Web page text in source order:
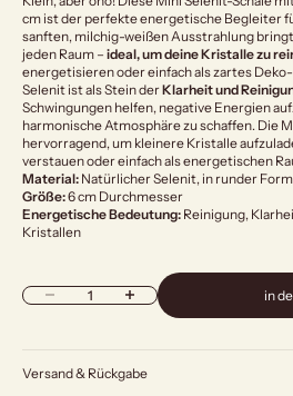
cm ist der perfekte energetische Begleiter
sanften, milchig-weißen Ausstrahlung
jeden Raum – ideal, um deine Kristalle zu
energetisieren oder einfach als zartes
Selenit ist als Stein derKlarheit und
Schwingungen helfen, negative Energien
harmonische Atmosphäre zu schaffen. Die
hervorragend, um kleinere Kristalle
verstauen oder einfach als energetischen
Material: Natürlicher Selenit, in runder
Größe:6 cm Durchmesser
Energetische Bedeutung: Reinigung,
Kristallen
Anzahl verringernAnzahl erhöhen in
Versand & Rückgabe